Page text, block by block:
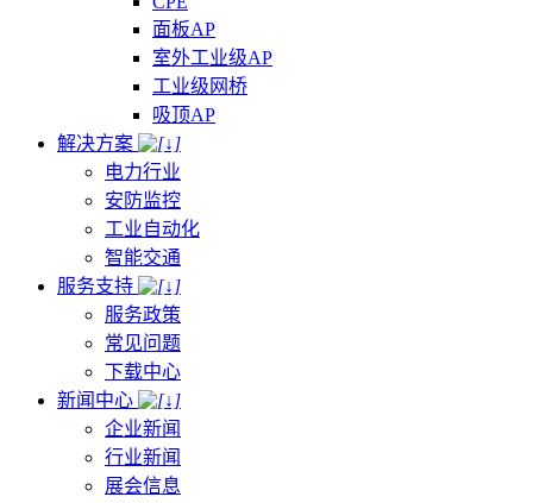
面板AP
室外工业级AP
工业级网桥
吸顶AP
解决方案
电力行业
安防监控
工业自动化
智能交通
服务支持
服务政策
常见问题
下载中心
新闻中心
企业新闻
行业新闻
展会信息